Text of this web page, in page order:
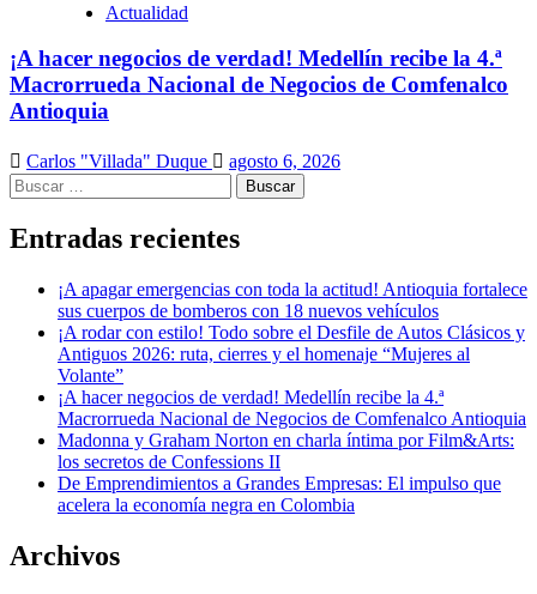
Actualidad
¡A hacer negocios de verdad! Medellín recibe la 4.ª
Macrorrueda Nacional de Negocios de Comfenalco
Antioquia
Carlos "Villada" Duque
agosto 6, 2026
Buscar:
Entradas recientes
¡A apagar emergencias con toda la actitud! Antioquia fortalece
sus cuerpos de bomberos con 18 nuevos vehículos
¡A rodar con estilo! Todo sobre el Desfile de Autos Clásicos y
Antiguos 2026: ruta, cierres y el homenaje “Mujeres al
Volante”
¡A hacer negocios de verdad! Medellín recibe la 4.ª
Macrorrueda Nacional de Negocios de Comfenalco Antioquia
Madonna y Graham Norton en charla íntima por Film&Arts:
los secretos de Confessions II
De Emprendimientos a Grandes Empresas: El impulso que
acelera la economía negra en Colombia
Archivos